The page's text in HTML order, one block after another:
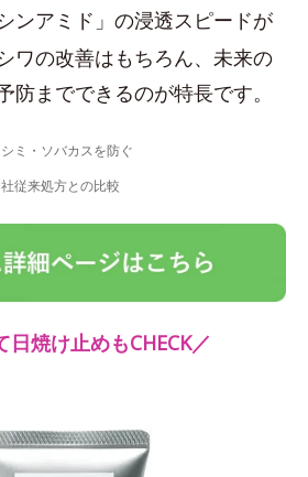
ンアミド」の浸透スピードが
ワの改善はもちろん、未来の
防までできるのが特長です。
ミ・ソバカスを防ぐ
従来処方との比較
日焼け止めもCHECK／